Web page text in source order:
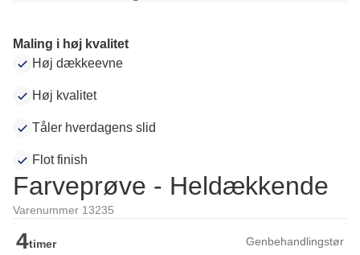
Maling i høj kvalitet
Høj dækkeevne
Høj kvalitet
Tåler hverdagens slid
Flot finish
Farveprøve - Heldækkende
Varenummer 13235
4timer Genbehandlingstør